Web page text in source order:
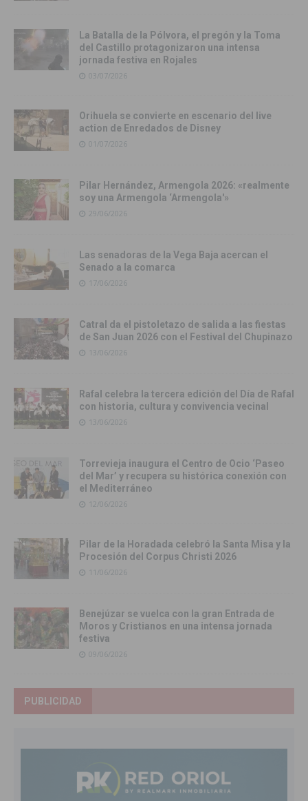
La Batalla de la Pólvora, el pregón y la Toma
del Castillo protagonizaron una intensa
jornada festiva en Rojales
03/07/2026
Orihuela se convierte en escenario del live
action de Enredados de Disney
01/07/2026
Pilar Hernández, Armengola 2026: «realmente
soy una Armengola ‘Armengola'»
29/06/2026
Las senadoras de la Vega Baja acercan el
Senado a la comarca
17/06/2026
Catral da el pistoletazo de salida a las fiestas
de San Juan 2026 con el Festival del Chupinazo
13/06/2026
Rafal celebra la tercera edición del Día de Rafal
con historia, cultura y convivencia vecinal
13/06/2026
Torrevieja inaugura el Centro de Ocio ‘Paseo
del Mar’ y recupera su histórica conexión con
el Mediterráneo
12/06/2026
Pilar de la Horadada celebró la Santa Misa y la
Procesión del Corpus Christi 2026
11/06/2026
Benejúzar se vuelca con la gran Entrada de
Moros y Cristianos en una intensa jornada
festiva
09/06/2026
PUBLICIDAD